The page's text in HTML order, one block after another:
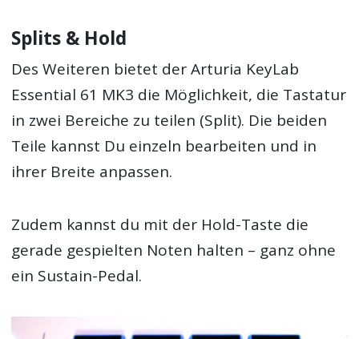
Splits & Hold
Des Weiteren bietet der Arturia KeyLab
Essential 61 MK3 die Möglichkeit, die Tastatur
in zwei Bereiche zu teilen (Split). Die beiden
Teile kannst Du einzeln bearbeiten und in
ihrer Breite anpassen.
Zudem kannst du mit der Hold-Taste die
gerade gespielten Noten halten – ganz ohne
ein Sustain-Pedal.